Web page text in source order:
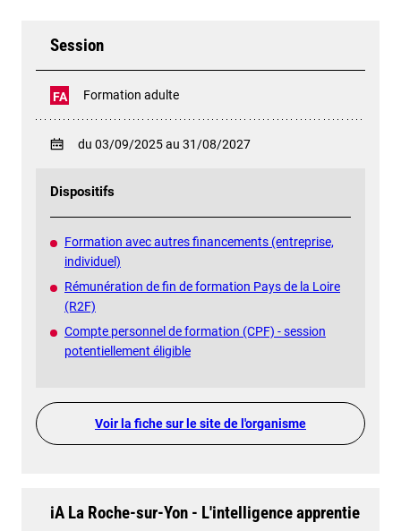
Session
FA Formation adulte
du 03/09/2025 au 31/08/2027
Dispositifs
Formation avec autres financements (entreprise,
individuel)
Rémunération de fin de formation Pays de la Loire
(R2F)
Compte personnel de formation (CPF) - session
potentiellement éligible
Voir la fiche sur le site de l'organisme
iA La Roche-sur-Yon - L'intelligence apprentie